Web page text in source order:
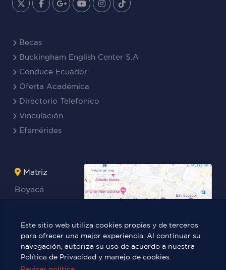
Becas
Buckingham English Center S.A
Conduce Ecuador
Oferta Académica
Directorio Telefoníco
Vinculación
Efemérides
Matriz
Boyacá
Teresa
Benites Ayala
Este sitio web utiliza cookies propias y de terceros
para ofrecer una mejor experiencia. Al continuar su
navegación, autoriza su uso de acuerdo a nuestra
Política de Privacidad y manejo de cookies.